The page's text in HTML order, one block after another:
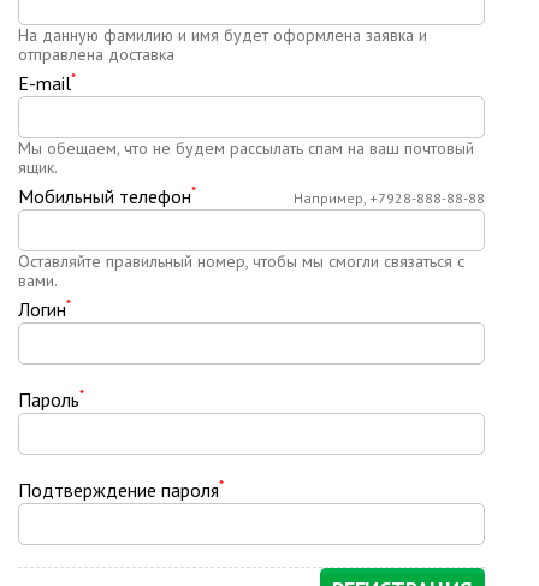
На данную фамилию и имя будет оформлена заявка и
отправлена доставка
E-mail*
Мы обещаем, что не будем рассылать спам на ваш почтовый
ящик.
Мобильный телефон*
Оставляйте правильный номер, чтобы мы смогли связаться с
вами.
Например, +7928-888-88-88
Логин*
Пароль*
Подтверждение пароля*